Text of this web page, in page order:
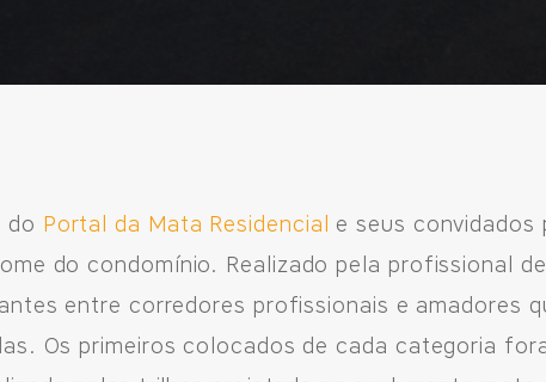
do Portal da Mata Residencial e seus convidados
do condomínio. Realizado pela profissional
entre corredores profissionais e amadores
Os primeiros colocados de cada categoria